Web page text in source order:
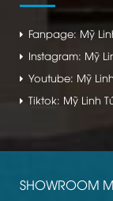
Fanpage: Mỹ
Instagram: Mỹ
Youtube: Mỹ
Tiktok: Mỹ Linh
SHOWROOM